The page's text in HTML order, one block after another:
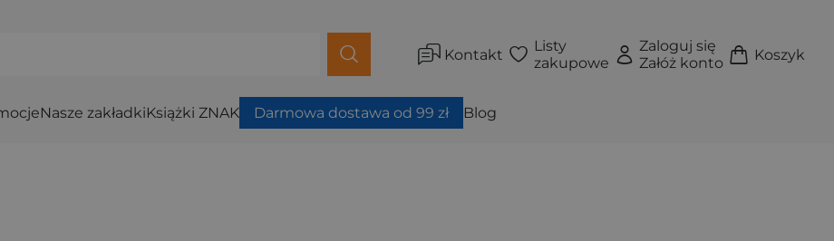
Kontakt
Listy
zakupowe
Zaloguj się
Załóż konto
Koszyk
Nasze zakładkiKsiążki ZNAK Darmowa dostawa od 99 zł Blog